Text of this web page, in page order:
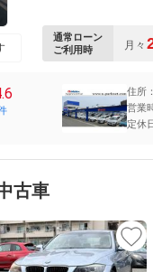
通常ローン
ご利用時
月々
住所
営業
定休
古車